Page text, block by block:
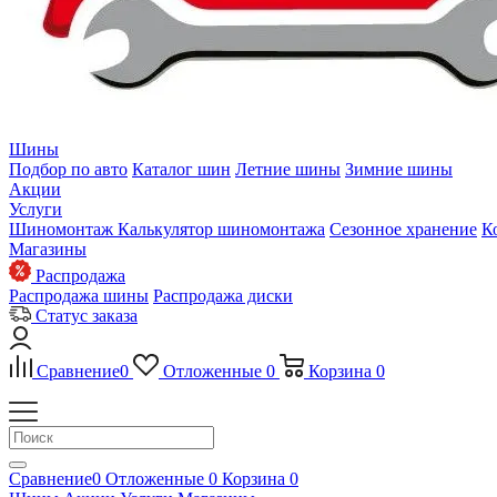
Шины
Подбор по авто Каталог шин Летние шины Зимние шины
Акции
Услуги
Шиномонтаж Калькулятор шиномонтажа Сезонное хранение
Магазины
Распродажа
Распродажа шины Распродажа диски
Статус заказа
Сравнение0 Отложенные 0 Корзина 0
Сравнение0 Отложенные 0 Корзина 0